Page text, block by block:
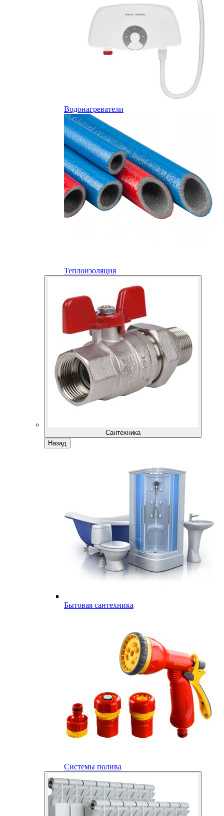
Водонагреватели
Теплоизоляция
Сантехника
Назад
Бытовая сантехника
Системы полива